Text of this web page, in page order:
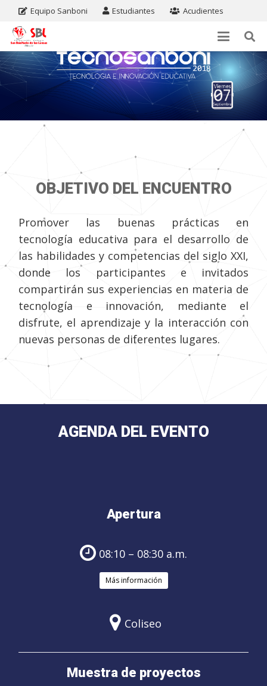
Equipo Sanboni Estudiantes Acudientes
MUESTRA DE PROYECTOS DE CIENCIA
Y TECNOLOGÍA
OBJETIVO DEL ENCUENTRO
Promover las buenas prácticas en
tecnología educativa para el desarrollo de
las habilidades y competencias del siglo XXI,
donde los participantes e invitados
compartirán sus experiencias en materia de
tecnología e innovación, mediante el
disfrute, el aprendizaje y la interacción con
nuevas personas de diferentes lugares.
AGENDA DEL EVENTO
Apertura
08:10 – 08:30 a.m.
Más información
Coliseo
Muestra de proyectos